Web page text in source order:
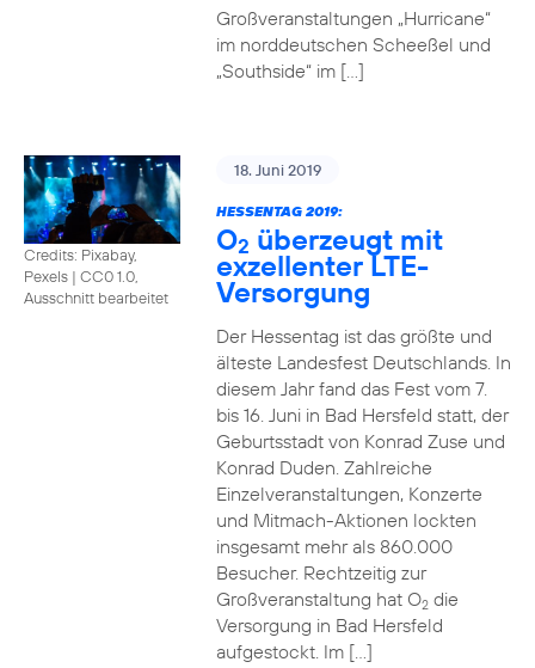
Großveranstaltungen „Hurricane“
im norddeutschen Scheeßel und
„Southside“ im […]
Credits: Pixabay,
Pexels | CC0 1.0,
Ausschnitt bearbeitet
18. Juni 2019
HESSENTAG 2019:
O2 überzeugt mit
exzellenter LTE-
Versorgung
Der Hessentag ist das größte und
älteste Landesfest Deutschlands. In
diesem Jahr fand das Fest vom 7.
bis 16. Juni in Bad Hersfeld statt, der
Geburtsstadt von Konrad Zuse und
Konrad Duden. Zahlreiche
Einzelveranstaltungen, Konzerte
und Mitmach-Aktionen lockten
insgesamt mehr als 860.000
Besucher. Rechtzeitig zur
Großveranstaltung hat O2die
Versorgung in Bad Hersfeld
aufgestockt. Im […]